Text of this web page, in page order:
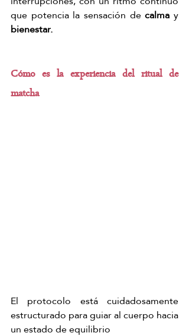
que potencia la sensación de calma
bienestar.
Cómo es la experiencia del ritual de
matcha
El protocolo está cuidadosamente
estructurado para guiar al cuerpo hacia
un estado de equilibrio